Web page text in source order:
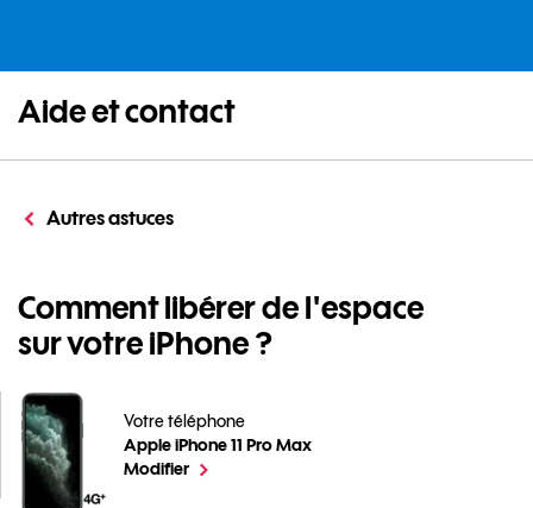
Aide et contact
Autres astuces
Comment libérer de l'espace
sur votre iPhone ?
Votre téléphone
Apple iPhone 11 Pro Max
Comment libérer de l'espace sur votre iPhone ? pour
Modifierle téléphone sélectionné